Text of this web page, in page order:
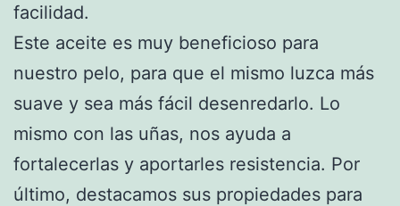
facilidad.
Este aceite es muy beneficioso para
nuestro pelo, para que el mismo luzca más
suave y sea más fácil desenredarlo. Lo
mismo con las uñas, nos ayuda a
fortalecerlas y aportarles resistencia. Por
último, destacamos sus propiedades para